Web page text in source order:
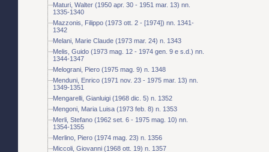
Maturi, Walter (1950 apr. 30 - 1951 mar. 13) nn.
1335-1340
Mazzonis, Filippo (1973 ott. 2 - [1974]) nn. 1341-
1342
Melani, Marie Claude (1973 mar. 24) n. 1343
Melis, Guido (1973 mag. 12 - 1974 gen. 9 e s.d.) nn.
1344-1347
Melograni, Piero (1975 mag. 9) n. 1348
Menduni, Enrico (1971 nov. 23 - 1975 mar. 13) nn.
1349-1351
Mengarelli, Gianluigi (1968 dic. 5) n. 1352
Mengoni, Maria Luisa (1973 feb. 8) n. 1353
Merli, Stefano (1962 set. 6 - 1975 mag. 10) nn.
1354-1355
Merlino, Piero (1974 mag. 23) n. 1356
Miccoli, Giovanni (1968 ott. 19) n. 1357